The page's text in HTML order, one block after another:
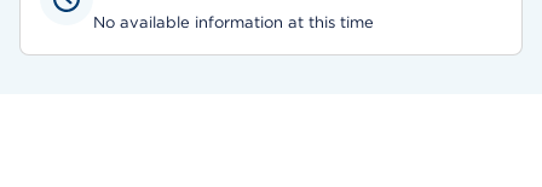
No available information at this time